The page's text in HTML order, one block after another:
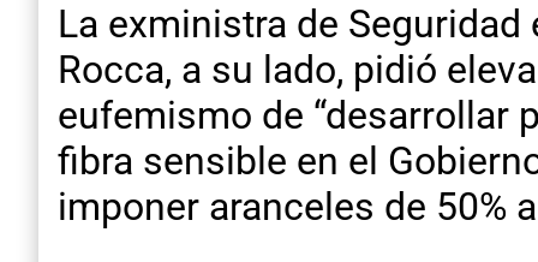
La exministra de
Rocca, a su lado, pidió
eufemismo de “desarrollar
fibra sensible en el
imponer aranceles de 50%